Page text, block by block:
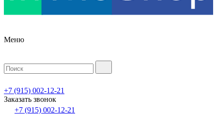
Меню
+7 (915) 002-12-21
Заказать звонок
+7 (915) 002-12-21